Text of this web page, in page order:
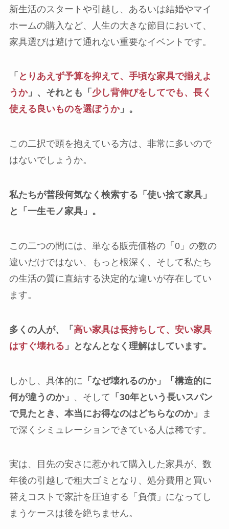
新生活のスタートや引越し、あるいは結婚やマイ
ホームの購入など、人生の大きな節目において、
家具選びは避けて通れない重要なイベントです。
「 とりあえず予算を抑えて、手頃な家具で揃えよ
うか」、それとも「 少し背伸びをしてでも、長く
使える良いものを選ぼうか」。
この二択で頭を抱えている方は、非常に多いので
はないでしょうか。
私たちが普段何気なく検索する「使い捨て家具」
と「一生モノ家具」。
この二つの間には、単なる販売価格の「0」の数の
違いだけではない、もっと根深く、そして私たち
の生活の質に直結する決定的な違いが存在してい
ます。
多くの人が、「 高い家具は長持ちして、安い家具
はすぐ壊れる 」となんとなく理解はしています。
しかし、具体的に 「なぜ壊れるのか」「構造的に
何が違うのか」 、そして 「30年という長いスパン
で見たとき、本当にお得なのはどちらなのか」
ま
で深くシミュレーションできている人は稀です。
実は、目先の安さに惹かれて購入した家具が、数
年後の引越しで粗大ゴミとなり、処分費用と買い
替えコストで家計を圧迫する「負債」になってし
まうケースは後を絶ちません。